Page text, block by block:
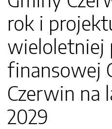
rok i
wieloletniej
finansowej
Czerwin na
2029